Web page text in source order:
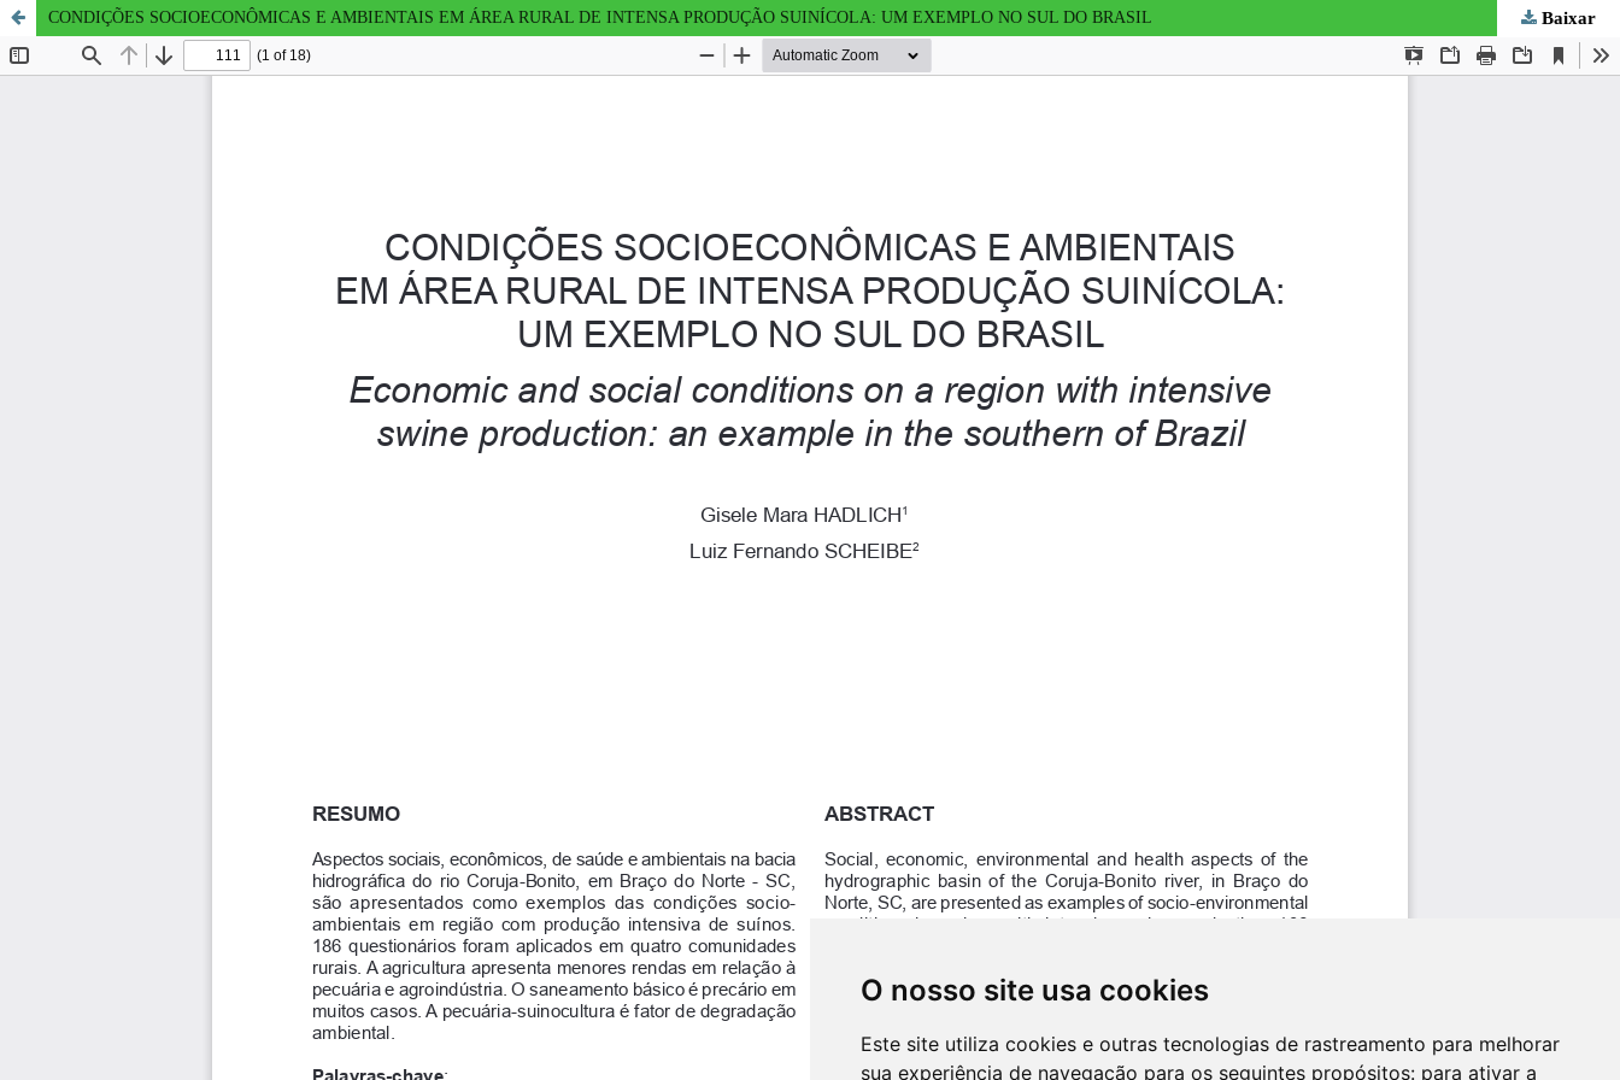
O nosso site usa cookies
Este site utiliza cookies e outras tecnologias de rastreamento para melhorar
sua experiência de navegação para os seguintes propósitos: para ativar a
CONDIÇÕES SOCIOECONÔMICAS E AMBIENTAIS EM ÁREA RURAL DE INTENSA PRODUÇÃO SUINÍCOLA: UM EXEMPLO NO SUL DO BRASIL Baixar